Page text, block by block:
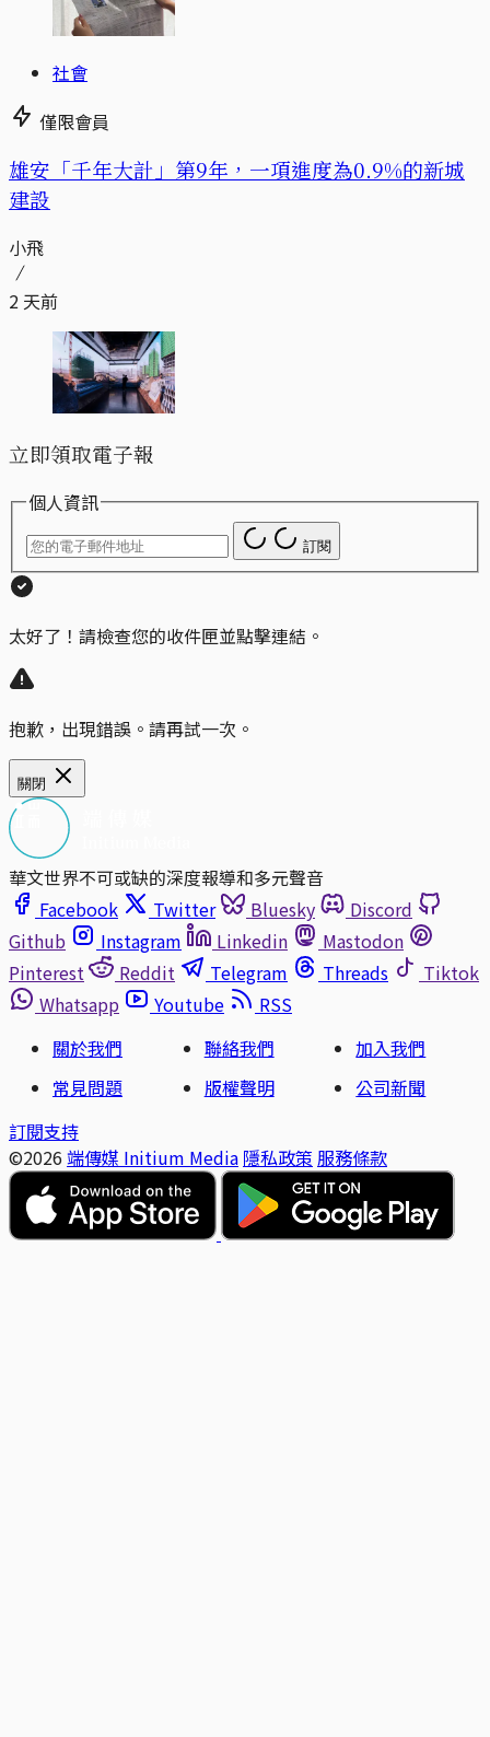
社會
僅限會員
​​雄安「千年大計」第9年，一項進度為0.9%的新城
建設
小飛
2 天前
立即領取電子報
個人資訊
訂閱
太好了！請檢查您的收件匣並點擊連結。
抱歉，出現錯誤。請再試一次。
關閉
華文世界不可或缺的深度報導和多元聲音
Facebook
Twitter Bluesky
Discord
Github
Instagram Linkedin
Mastodon
Pinterest
Reddit Telegram Threads
Tiktok
Whatsapp
Youtube
RSS
關於我們
聯絡我們
加入我們
常見問題
版權聲明
公司新聞
訂閱支持
©2026 端傳媒 Initium Media 隱私政策 服務條款